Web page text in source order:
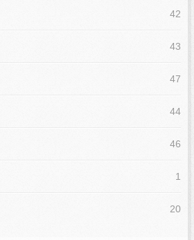
42
43
47
44
46
1
20